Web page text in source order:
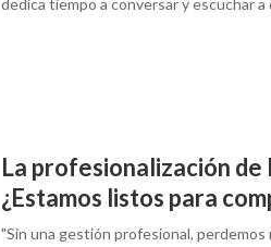
dedica tiempo a conversar y escuchar a
La profesionalización de
¿Estamos listos para
"Sin una gestión profesional,